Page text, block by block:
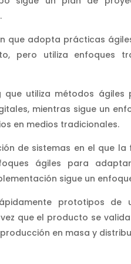
que adopta prácticas
pero utiliza enfoques
que utiliza métodos
mientras sigue un
en medios tradicionales.
de sistemas en el que
ágiles para
sigue un
prototipos de
que el producto se
en masa y